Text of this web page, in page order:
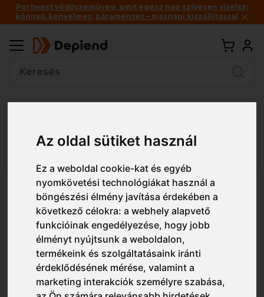
Az oldal sütiket használ
Ez a weboldal cookie-kat és egyéb
nyomkövetési technológiákat használ a
böngészési élmény javítása érdekében a
következő célokra:a webhely alapvető
funkcióinak engedélyezése, hogy jobb
élményt nyújtsunk a weboldalon,
termékeink és szolgáltatásaink iránti
érdeklődésének mérése, valamint a
marketing interakciók személyre szabása,
Portwest védőszemüveg, amit egész nap szívesen viselsz:
könnyű, kényelmes, páramentes – másnapi kiszállítással
Részletes nézet Egyszerű nézet
A110 Portwest Nylon PVC
pontozott védőkesztyű